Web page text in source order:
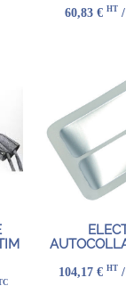
60,83 € HT
104,17 € HT